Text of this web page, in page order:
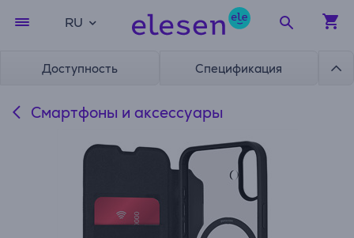
RU
Доступность Спецификация
Смартфоны и аксессуары